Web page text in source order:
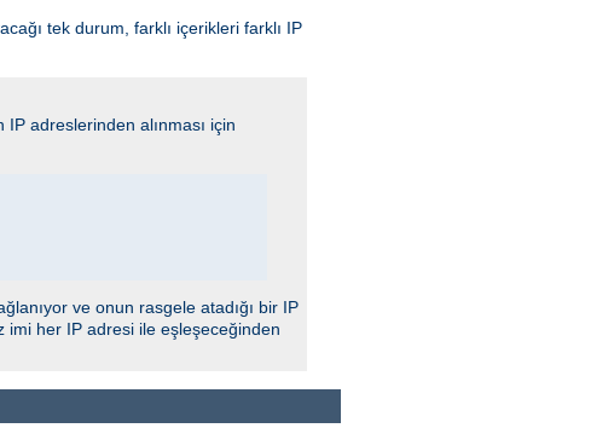
tek durum, farklı içerikleri farklı IP
adreslerinden alınması için
ve onun rasgele atadığı bir IP
imi her IP adresi ile eşleşeceğinden